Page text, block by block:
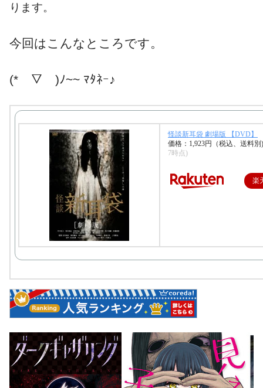
ります。
今回はこんなところです。
(*￣▽￣)ﾉ~~ ﾏﾀﾈｰ♪
怪談新耳袋 劇場版 【DVD】
価格：1,923円（税込、送料別)
7時点)
楽